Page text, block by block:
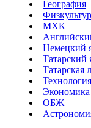
География
МХК
Немецкий
Татарский
Татарская
Технология
Экономика
ОБЖ